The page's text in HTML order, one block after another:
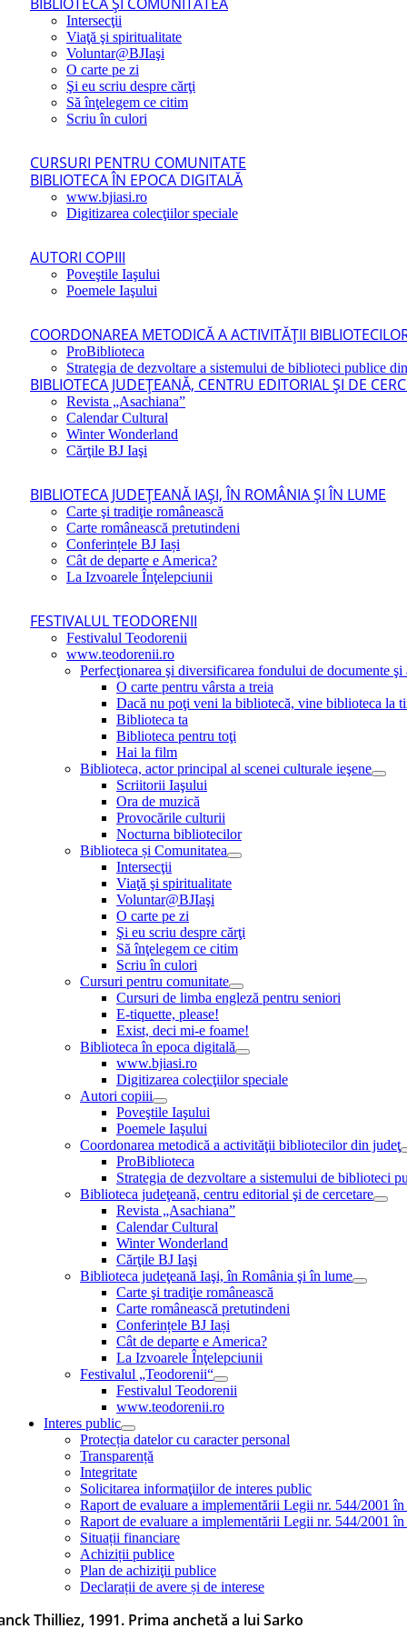
Intersecţii
Viaţă şi spiritualitate
Voluntar@BJIaşi
O carte pe zi
Şi eu scriu despre cărţi
Să înţelegem ce citim
Scriu în culori
CURSURI PENTRU COMUNITATE
BIBLIOTECA ÎN EPOCA DIGITALĂ
www.bjiasi.ro
Digitizarea colecţiilor speciale
AUTORI COPIII
Poveştile Iaşului
Poemele Iaşului
COORDONAREA METODICĂ A ACTIVITĂŢII
ProBiblioteca
Strategia de dezvoltare a sistemului de biblioteci publice
BIBLIOTECA JUDEŢEANĂ, CENTRU EDITORIAL ŞI DE
Revista „Asachiana”
Calendar Cultural
Winter Wonderland
Cărţile BJ Iaşi
BIBLIOTECA JUDEŢEANĂ IAŞI, ÎN ROMÂNIA ŞI ÎN LUME
Carte şi tradiţie românească
Carte românească pretutindeni
Conferințele BJ Iași
Cât de departe e America?
La Izvoarele Înţelepciunii
FESTIVALUL TEODORENII
Festivalul Teodorenii
www.teodorenii.ro
Perfecţionarea şi diversificarea fondului de documente
O carte pentru vârsta a treia
Dacă nu poţi veni la bibliotecă, vine biblioteca la
Biblioteca ta
Biblioteca pentru toţi
Hai la film
Biblioteca, actor principal al scenei culturale ieşene
Scriitorii Iaşului
Ora de muzică
Provocările culturii
Nocturna bibliotecilor
Biblioteca și Comunitatea
Intersecţii
Viaţă şi spiritualitate
Voluntar@BJIaşi
O carte pe zi
Şi eu scriu despre cărţi
Să înţelegem ce citim
Scriu în culori
Cursuri pentru comunitate
Cursuri de limba engleză pentru seniori
E-tiquette, please!
Exist, deci mi-e foame!
Biblioteca în epoca digitală
www.bjiasi.ro
Digitizarea colecţiilor speciale
Autori copiii
Poveştile Iaşului
Poemele Iaşului
Coordonarea metodică a activităţii bibliotecilor din judeţ
ProBiblioteca
Strategia de dezvoltare a sistemului de biblioteci
Biblioteca judeţeană, centru editorial şi de cercetare
Revista „Asachiana”
Calendar Cultural
Winter Wonderland
Cărţile BJ Iaşi
Biblioteca judeţeană Iaşi, în România şi în lume
Carte şi tradiţie românească
Carte românească pretutindeni
Conferințele BJ Iași
Cât de departe e America?
La Izvoarele Înţelepciunii
Festivalul „Teodorenii“
Festivalul Teodorenii
www.teodorenii.ro
Interes public
Protecția datelor cu caracter personal
Transparență
Integritate
Solicitarea informaţiilor de interes public
Raport de evaluare a implementării Legii nr. 544/2001
Raport de evaluare a implementării Legii nr. 544/2001
Situații financiare
Achiziții publice
Plan de achiziţii publice
Declarații de avere și de interese
Thilliez, 1991. Prima anchetă a lui Sarko